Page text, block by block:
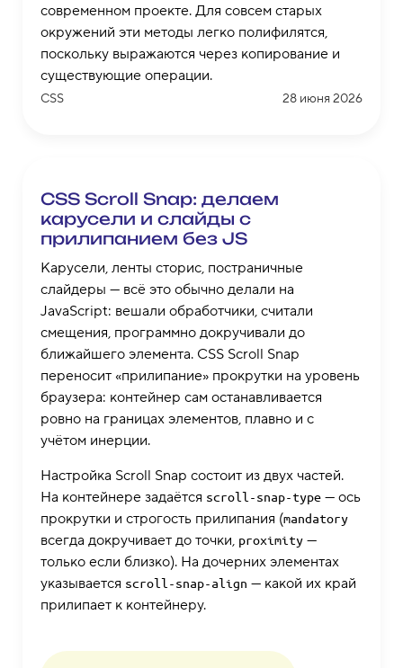
современном проекте. Для совсем старых
окружений эти методы легко полифилятся,
поскольку выражаются через копирование и
существующие операции.
CSS 28 июня 2026
CSS Scroll Snap: делаем
карусели и слайды с
прилипанием без JS
Карусели, ленты сторис, постраничные
слайдеры — всё это обычно делали на
JavaScript: вешали обработчики, считали
смещения, программно докручивали до
ближайшего элемента. CSS Scroll Snap
переносит «прилипание» прокрутки на уровень
браузера: контейнер сам останавливается
ровно на границах элементов, плавно и с
учётом инерции.
Настройка Scroll Snap состоит из двух частей.
На контейнере задаётся scroll-snap-type — ось
прокрутки и строгость прилипания (mandatory
всегда докручивает до точки, proximity —
только если близко). На дочерних элементах
указывается scroll-snap-align — какой их край
прилипает к контейнеру.